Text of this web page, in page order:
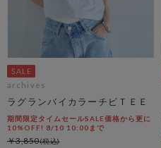
archives
ラグランバイカラーチビＴＥＥ
期間限定タイムセールSALE価格から更に
10%OFF! 8/10 10:00まで
￥3,850